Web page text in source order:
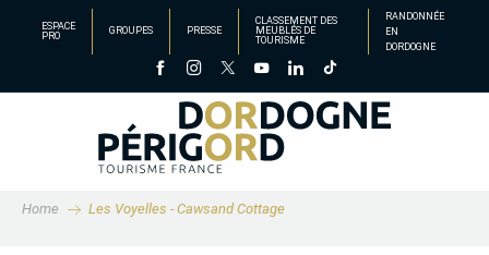
principal
ESPACE
PRO
GROUPES PRESSE
CLASSEMENT DES
MEUBLÉS DE
TOURISME
RANDONNÉE
EN
DORDOGNE
Home Les Voyelles - Cawsand Cottage